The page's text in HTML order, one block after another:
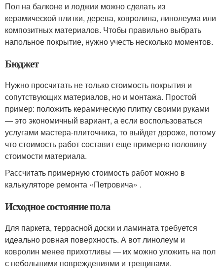
Пол на балконе и лоджии можно сделать из
керамической плитки, дерева, ковролина, линолеума или
композитных материалов. Чтобы правильно выбрать
напольное покрытие, нужно учесть несколько моментов.
Бюджет
Нужно просчитать не только стоимость покрытия и
сопутствующих материалов, но и монтажа. Простой
пример: положить керамическую плитку своими руками
— это экономичный вариант, а если воспользоваться
услугами мастера-плиточника, то выйдет дороже, потому
что стоимость работ составит еще примерно половину
стоимости материала.
Рассчитать примерную стоимость работ можно в
калькуляторе ремонта «Петровича» .
Исходное состояние пола
Для паркета, террасной доски и ламината требуется
идеально ровная поверхность. А вот линолеум и
ковролин менее прихотливы — их можно уложить на пол
с небольшими повреждениями и трещинами.